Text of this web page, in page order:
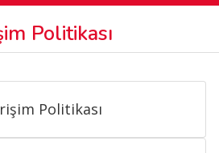
Politikası
Politikası